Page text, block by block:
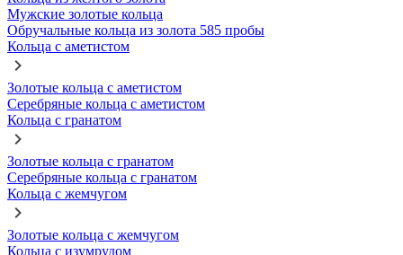
Мужские золотые кольца
Обручальные кольца из золота 585 пробы
Кольца с аметистом
Золотые кольца с аметистом
Серебряные кольца с аметистом
Кольца с гранатом
Золотые кольца с гранатом
Серебряные кольца с гранатом
Кольца с жемчугом
Золотые кольца с жемчугом
Кольца с изумрудом